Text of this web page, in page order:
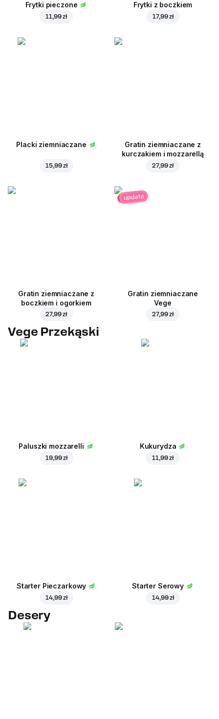
Frytki pieczone
11,99 zł
Frytki z boczkiem
17,99 zł
Placki ziemniaczane
15,99 zł
Gratin ziemniaczane z
kurczakiem i mozzarellą
27,99 zł
Gratin ziemniaczane z
boczkiem i ogorkiem
27,99 zł
update
Gratin ziemniaczane
Vege
27,99 zł
Vege Przekąski
Paluszki mozzarelli
19,99 zł
Kukurydza
11,99 zł
Starter Pieczarkowy
14,99 zł
Starter Serowy
14,99 zł
Desery